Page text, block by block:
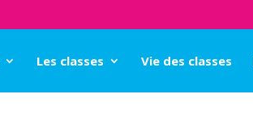
Les classes Vie des classes